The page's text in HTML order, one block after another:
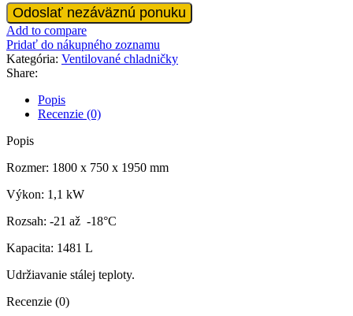
množstvo
Mraznička
6
dverová
na
st.
Odoslať nezáväznú ponuku
Add to compare
Pridať do nákupného zoznamu
Kategória: Ventilované chladničky
Share:
Popis
Recenzie (0)
Popis
Rozmer: 1800 x 750 x 1950 mm
Výkon: 1,1 kW
Rozsah: -21 až -18°C
Kapacita: 1481 L
Udržiavanie stálej teploty.
Recenzie (0)